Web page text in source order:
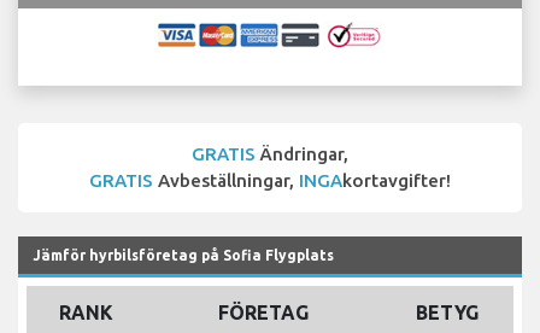
GRATIS Ändringar,
GRATIS Avbeställningar, INGAkortavgifter!
Jämför hyrbilsföretag på Sofia Flygplats
RANK FÖRETAG BETYG